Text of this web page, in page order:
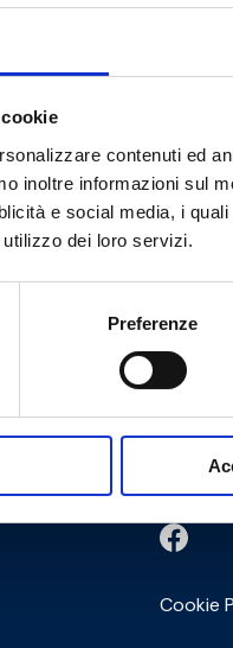
contenuti ed
inoltre informazioni sul
e social media, i
dei loro servizi.
Preferenze
M 10
Cookie